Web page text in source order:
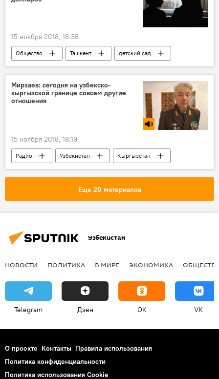
15 ноября 2018, 18:38
Общество Ташкент детский сад
Мирзаев: сегодня на узбекско-
кыргызской границе совсем другие
отношения
15 ноября 2018, 18:19
Радио Узбекистан
Кыргызстан
спецслужбы
СГБ
Еще 20 материалов
Узбекистан
НОВОСТИ ПОЛИТИКА В МИРЕ ЭКОНОМИКА
Telegram Дзен OK VK
О проекте Контакты Правила использования
Политика конфиденциальности
Политика использования Cookie